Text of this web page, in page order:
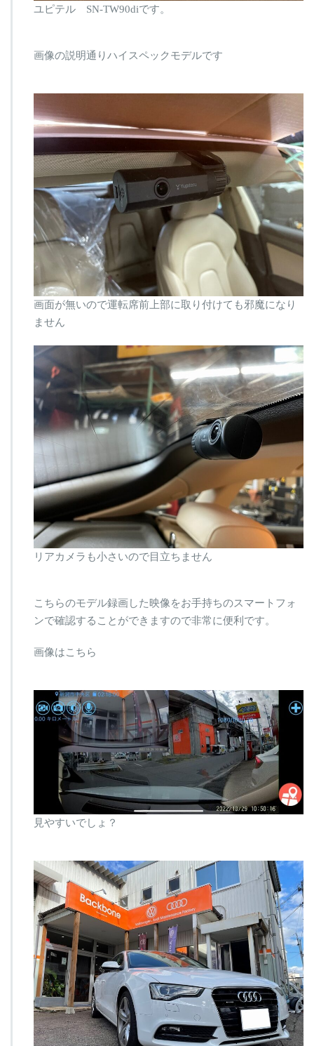
ユピテル SN-TW90diです。
画像の説明通りハイスペックモデルです
画面が無いので運転席前上部に取り付けても邪魔になり
ません
リアカメラも小さいので目立ちません
こちらのモデル録画した映像をお手持ちのスマートフォ
ンで確認することができますので非常に便利です。
画像はこちら
見やすいでしょ？